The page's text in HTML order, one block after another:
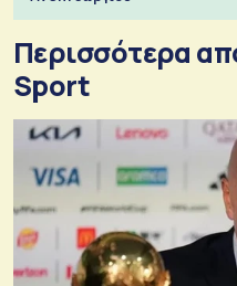
Περισσότερα
Sport